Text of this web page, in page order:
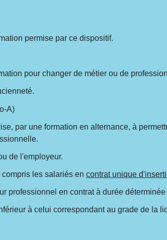
permise par ce dispositif.
pour changer de métier ou de
A)
par une formation en alternance, à
de l'employeur.
compris les salariés encontrat unique
professionnel en contrat à durée
à celui correspondant au grade de la